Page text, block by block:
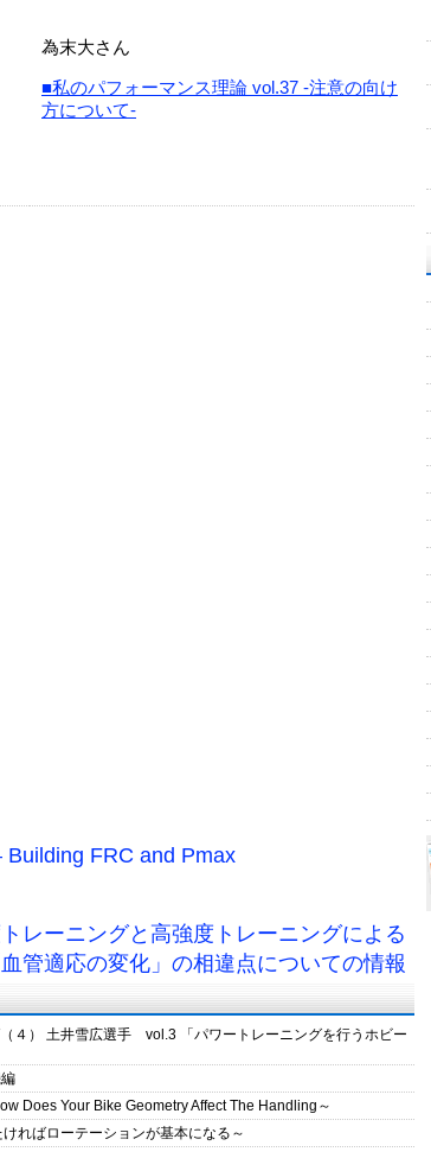
為末大さん
■私のパフォーマンス理論 vol.37 -注意の向け
方について-
FRC and Pmax
レーニングと高強度トレーニングによる
血管適応の変化」の相違点についての情報
４） 土井雪広選手 vol.3 「パワートレーニングを行うホビー
Does Your Bike Geometry Affect The Handling～
ればローテーションが基本になる～